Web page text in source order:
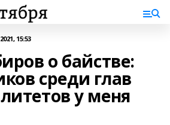
15:53
о байстве:
среди глав
у меня